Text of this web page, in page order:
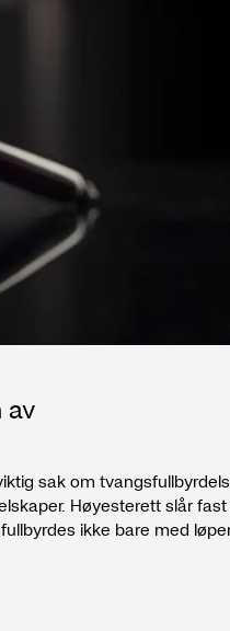
2013 - 2018
Universitetet i
Master i
av
sak om
Høyesterett slår
ikke bare med